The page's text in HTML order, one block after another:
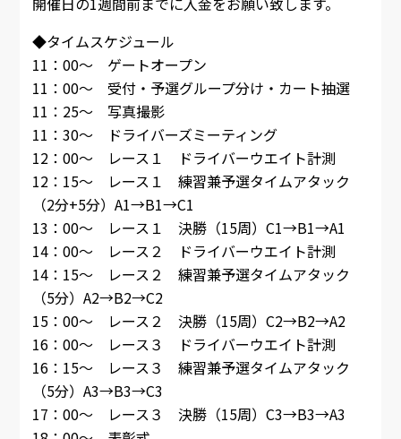
◆タイムスケジュール
11：00～ ゲートオープン
11：00～ 受付・予選グループ分け・カート抽選
11：25～ 写真撮影
11：30～ ドライバーズミーティング
12：00～ レース１ ドライバーウエイト計測
12：15～ レース１ 練習兼予選タイムアタック
（2分+5分）A1→B1→C1
13：00～ レース１ 決勝（15周）C1→B1→A1
14：00～ レース２ ドライバーウエイト計測
14：15～ レース２ 練習兼予選タイムアタック
（5分）A2→B2→C2
15：00～ レース２ 決勝（15周）C2→B2→A2
16：00～ レース３ ドライバーウエイト計測
16：15～ レース３ 練習兼予選タイムアタック
（5分）A3→B3→C3
17：00～ レース３ 決勝（15周）C3→B3→A3